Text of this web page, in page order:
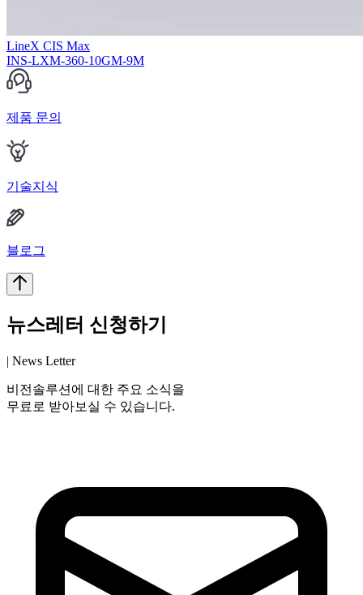
LineX CIS Max
INS-LXM-360-10GM-9M
제품 문의
기술지식
블로그
뉴스레터 신청하기
| News Letter
비전솔루션에 대한 주요 소식을
무료로 받아보실 수 있습니다.